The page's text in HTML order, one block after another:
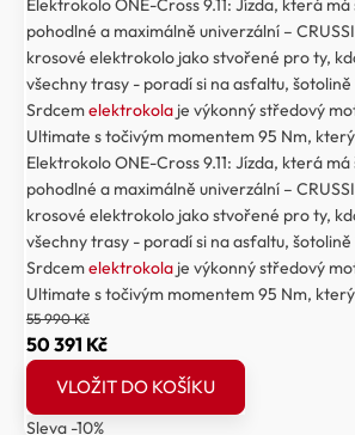
Elektrokolo ONE-Cross 9.11: Jízda, která
pohodlné a maximálně univerzální –
krosové elektrokolo jako stvořené pro ty,
všechny trasy - poradí si na asfaltu, šotolině
Srdcemelektrokola je výkonný středový
Ultimate s točivým momentem 95 Nm,
Elektrokolo ONE-Cross 9.11: Jízda, která
pohodlné a maximálně univerzální –
krosové elektrokolo jako stvořené pro ty,
všechny trasy - poradí si na asfaltu, šotolině
Srdcemelektrokola je výkonný středový
Ultimate s točivým momentem 95 Nm,
55 990Kč
Původní
cena
byla:
50 391 KčAktuální
VLOŽIT DO KOŠÍKU
Sleva -10%